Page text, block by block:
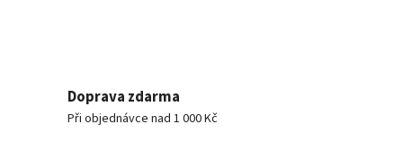
Doprava zdarma
Při objednávce nad 1 000 Kč